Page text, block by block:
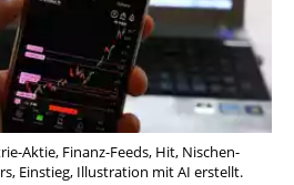
Aktie, Finanz-Feeds, Hit, Nischen-
Einstieg, Illustration mit AI erstellt.